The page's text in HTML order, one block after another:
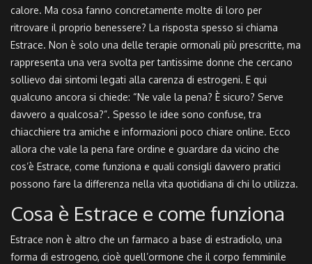
calore. Ma cosa fanno concretamente molte di loro per
ritrovare il proprio benessere? La risposta spesso si chiama
Estrace. Non è solo una delle terapie ormonali più prescritte, ma
rappresenta una vera svolta per tantissime donne che cercano
sollievo dai sintomi legati alla carenza di estrogeni. E qui
qualcuno ancora si chiede: “Ne vale la pena? È sicuro? Serve
davvero a qualcosa?”. Spesso le idee sono confuse, tra
chiacchiere tra amiche e informazioni poco chiare online. Ecco
allora che vale la pena fare ordine e guardare da vicino che
cos’è Estrace, come funziona e quali consigli davvero pratici
possono fare la differenza nella vita quotidiana di chi lo utilizza.
Cosa è Estrace e come funziona
Estrace non è altro che un farmaco a base di estradiolo, una
forma di estrogeno, cioè quell’ormone che il corpo femminile